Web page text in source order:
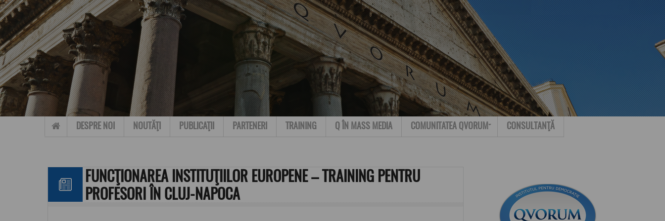
Skip to content
DESPRE NOI NOUTĂŢI PUBLICAŢII PARTENERI TRAINING Q ÎN MASS MEDIA COMUNITATEA QVORUM CONSULTANŢĂ
FUNCŢIONAREA INSTITUŢIILOR EUROPENE – TRAINING PENTRU
PROFESORI ÎN CLUJ-NAPOCA